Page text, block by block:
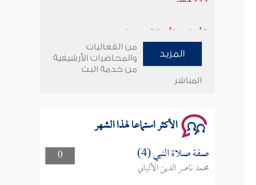
وأمنهم من خوف 9
سلسلة محاضرات نفحات رمضانية
المزيد
من الفعاليات
والمحاضرات الأرشيفية
من خدمة البث
المباشر
الأكثر استماعا لهذا الشهر
0 صفة صلاة النبي (4)
محمد ناصر الدين الألباني